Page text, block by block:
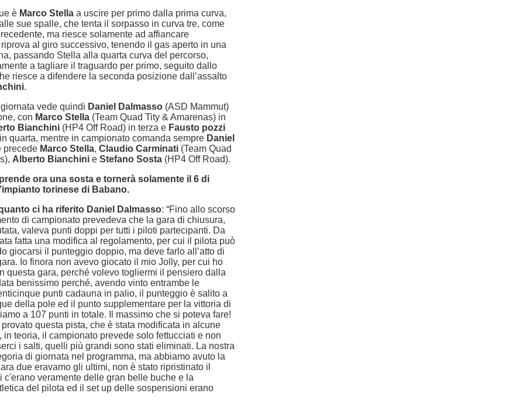
è Marco Stella a uscire per primo dalla prima curva,
sue spalle, che tenta il sorpasso in curva tre, come
ma riesce solamente ad affiancare
riprova al giro successivo, tenendo il gas aperto in una
passando Stella alla quarta curva del percorso,
a tagliare il traguardo per primo, seguito dallo
riesce a difendere la seconda posizione dall’assalto
.
vede quindi Daniel Dalmasso (ASD Mammut)
con Marco Stella (Team Quad Tity & Amarenas) in
Bianchini (HP4 Off Road) in terza e Fausto pozzi
quarta, mentre in campionato comanda sempre Daniel
precede Marco Stella, Claudio Carminati (Team Quad
Alberto Bianchini e Stefano Sosta (HP4 Off Road).
ora una sosta e tornerà solamente il 6 di
torinese di Babano.
ci ha riferito Daniel Dalmasso: “Fino allo scorso
di campionato prevedeva che la gara di chiusura,
valeva punti doppi per tutti i piloti partecipanti. Da
fatta una modifica al regolamento, per cui il pilota può
giocarsi il punteggio doppio, ma deve farlo all’atto di
Io finora non avevo giocato il mio Jolly, per cui ho
questa gara, perché volevo togliermi il pensiero dalla
benissimo perché, avendo vinto entrambe le
punti cadauna in palio, il punteggio è salito a
della pole ed il punto supplementare per la vittoria di
a 107 punti in totale. Il massimo che si poteva fare!
questa pista, che è stata modificata in alcune
in teoria, il campionato prevede solo fettucciati e non
i salti, quelli più grandi sono stati eliminati. La nostra
di giornata nel programma, ma abbiamo avuto la
due eravamo gli ultimi, non è stato ripristinato il
c'erano veramente delle gran belle buche e la
del pilota ed il set up delle sospensioni erano